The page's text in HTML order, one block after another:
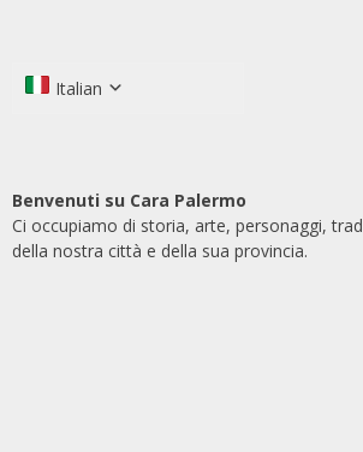
Italian
Benvenuti su Cara Palermo
Ci occupiamo di storia, arte, personaggi,
della nostra città e della sua provincia.